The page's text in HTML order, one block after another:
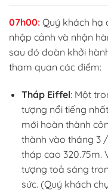
07h00: Quý khách hạ
nhập cảnh và nhận
sau đó đoàn khởi
tham quan các điểm:
Tháp Eiffel: Một
tượng nổi tiếng
mới hoàn thành
thành vào tháng 3
tháp cao 320.75m.
tượng toả sáng
sức. (Quý khách